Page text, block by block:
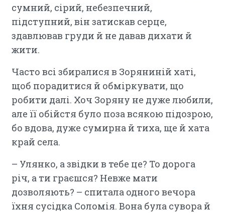
сумний, сірий, небезпечний,
підступний, він затискав серце,
здавлював груди й не давав дихати й
жити.
Часто всі збиралися в Зоряниній хаті,
щоб порадитися й обміркувати, що
робити далі. Хоч Зоряну не дуже любили,
але її обійстя було поза всякою підозрою,
бо вдова, дуже сумирна й тиха, ще й хата
край села.
– Улянко, а звідки в тебе це? То дорога
річ, а ти граєшся? Невже мати
дозволяють? – спитала одного вечора
їхня сусідка Соломія. Вона була сувора й